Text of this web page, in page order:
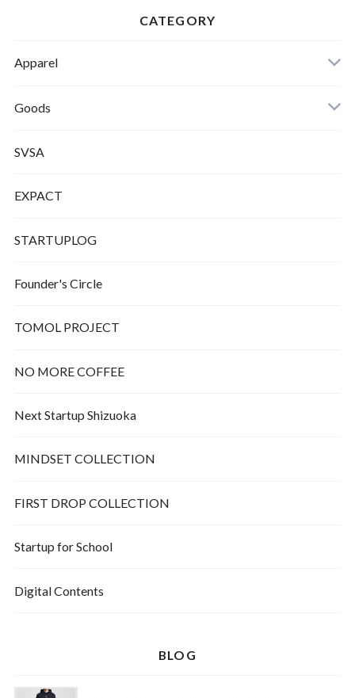
CATEGORY
Apparel
Tシャツ
Goods
SVSA
EXPACT
STARTUPLOG
Founder's Circle
TOMOL PROJECT
NO MORE COFFEE
Next Startup Shizuoka
MINDSET COLLECTION
FIRST DROP COLLECTION
Startup for School
Digital Contents
BLOG